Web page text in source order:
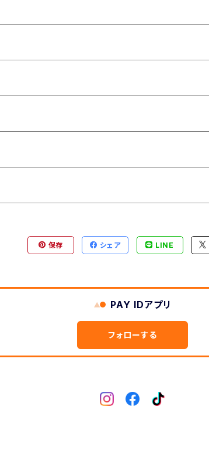
保存 シェア LINE
PAY IDアプリ
フォローする